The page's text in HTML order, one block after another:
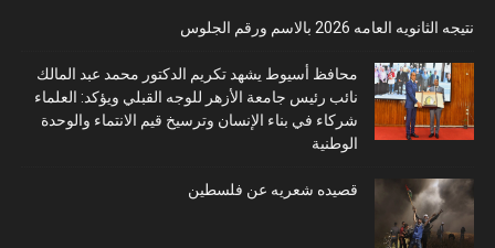
نتيجه الثانويه العامه 2026 بالاسم ورقم الجلوس
محافظ أسيوط يشهد تكريم الدكتور محمد عبد المالك
نائب رئيس جامعة الأزهر للوجه القبلي ويؤكد: العلماء
شركاء في بناء الإنسان وترسيخ قيم الانتماء والوحدة
الوطنية
قصيده شعريه عن فلسطين